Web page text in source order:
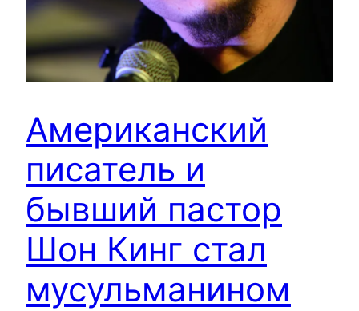
Американский
писатель и
бывший пастор
Шон Кинг стал
мусульманином